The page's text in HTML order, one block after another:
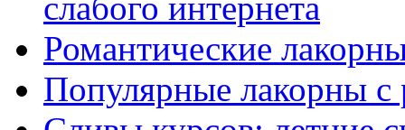
Романтические
Популярные лакорны с